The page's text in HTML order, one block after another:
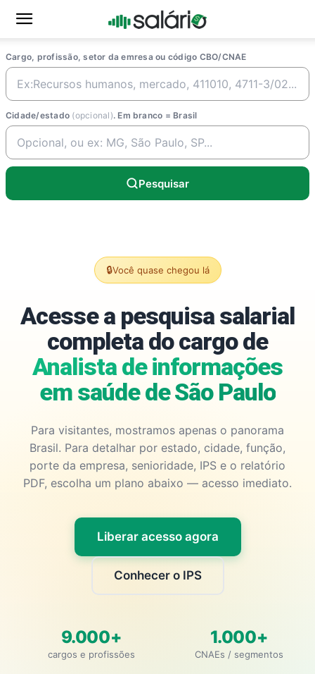
Cargo, profissão, setor da emresa ou código CBO/CNAE
Cidade/estado (opcional). Em branco = Brasil
Pesquisar
🔒Você quase chegou lá
Acesse a pesquisa salarial
completa do cargo de
Analista de informações
em saúde de São Paulo
Para visitantes, mostramos apenas o panorama
Brasil. Para detalhar por estado, cidade, função,
porte da empresa, senioridade, IPS e o relatório
PDF, escolha um plano abaixo — acesso imediato.
Liberar acesso agora
Conhecer o IPS
9.000+
cargos e profissões
1.000+
CNAEs / segmentos